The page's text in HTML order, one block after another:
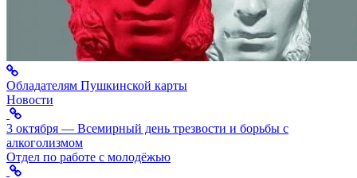
Обладателям Пушкинской карты
Новости
3 октября — Всемирный день трезвости и борьбы с
алкоголизмом
Отдел по работе с молодёжью